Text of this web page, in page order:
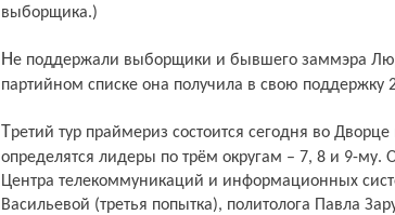
выборщика.)
Не поддержали выборщики и бывшего заммэра Людмилу Сопотову: в одном
партийном списке она получила в свою поддержку
Третий тур праймериз состоится сегодня во Дворце молодёжи «Гигант». В нём
определятся лидеры по трём округам – 7, 8 и 9-му.
Центра телекоммуникаций и информационных
Васильевой (третья попытка), политолога Павла